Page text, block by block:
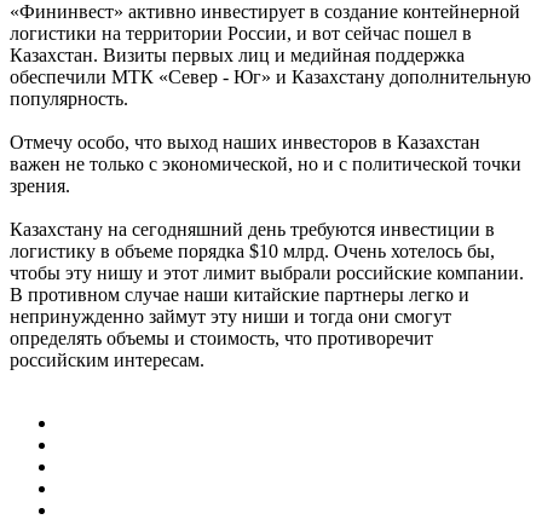
«Фининвест» активно инвестирует в создание контейнерной
логистики на территории России, и вот сейчас пошел в
Казахстан. Визиты первых лиц и медийная поддержка
обеспечили МТК «Север - Юг» и Казахстану дополнительную
популярность.
Отмечу особо, что выход наших инвесторов в Казахстан
важен не только с экономической, но и с политической точки
зрения.
Казахстану на сегодняшний день требуются инвестиции в
логистику в объеме порядка $10 млрд. Очень хотелось бы,
чтобы эту нишу и этот лимит выбрали российские компании.
В противном случае наши китайские партнеры легко и
непринужденно займут эту ниши и тогда они смогут
определять объемы и стоимость, что противоречит
российским интересам.